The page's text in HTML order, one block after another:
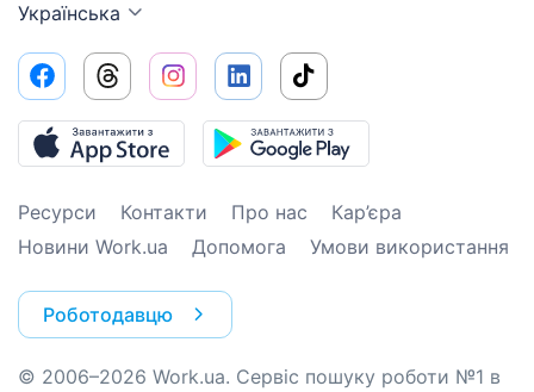
Українська
Ресурси Контакти Про нас
Кар’єра
Новини Work.ua
Допомога Умови використання
Роботодавцю
© 2006–2026 Work.ua. Сервіс пошуку роботи №1 в